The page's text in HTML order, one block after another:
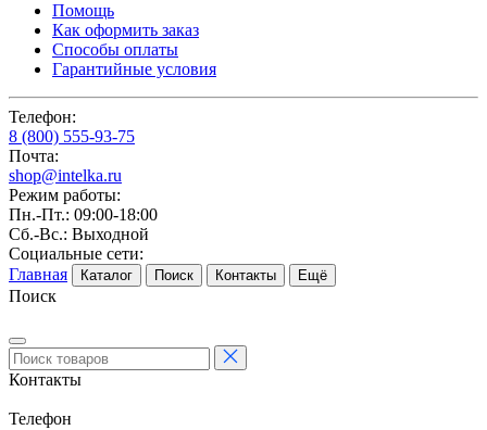
Помощь
Как оформить заказ
Способы оплаты
Гарантийные условия
Телефон:
8 (800) 555-93-75
Почта:
shop@intelka.ru
Режим работы:
Пн.-Пт.: 09:00-18:00
Сб.-Вс.: Выходной
Социальные сети:
Главная
Каталог Поиск Контакты Ещё
Поиск
Контакты
Телефон